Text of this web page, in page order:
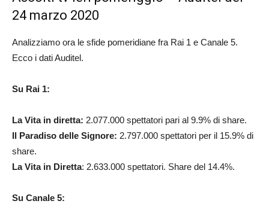
24 marzo 2020
Analizziamo ora le sfide pomeridiane fra Rai 1 e Canale 5.
Ecco i dati Auditel.
Su Rai 1:
La Vita in diretta: 2.077.000 spettatori pari al 9.9% di share.
Il Paradiso delle Signore: 2.797.000 spettatori per il 15.9% di
share.
La Vita in Diretta: 2.633.000 spettatori. Share del 14.4%.
Su Canale 5: